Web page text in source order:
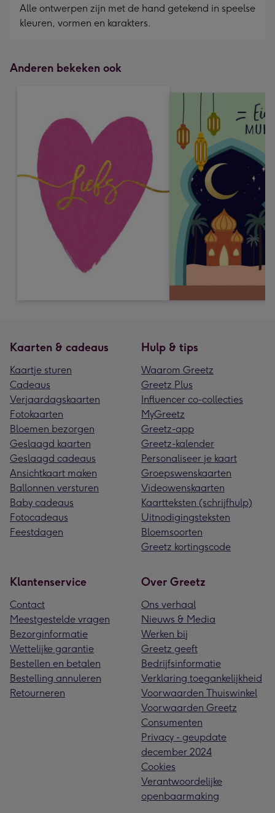
Alle ontwerpen zijn met de hand getekend in speelse
kleuren, vormen en karakters.
Anderen bekeken ook
Kaarten & cadeaus
Kaartje sturen
Cadeaus
Verjaardagskaarten
Fotokaarten
Bloemen bezorgen
Geslaagd kaarten
Geslaagd cadeaus
Ansichtkaart maken
Ballonnen versturen
Baby cadeaus
Fotocadeaus
Feestdagen
Hulp & tips
Waarom Greetz
Greetz Plus
Influencer co-collecties
MyGreetz
Greetz-app
Greetz-kalender
Personaliseer je kaart
Groepswenskaarten
Videowenskaarten
Kaartteksten (schrijfhulp)
Uitnodigingsteksten
Bloemsoorten
Greetz kortingscode
Klantenservice
Contact
Meestgestelde vragen
Bezorginformatie
Wettelijke garantie
Bestellen en betalen
Bestelling annuleren
Retourneren
Over Greetz
Ons verhaal
Nieuws & Media
Werken bij
Greetz geeft
Bedrijfsinformatie
Verklaring toegankelijkheid
Voorwaarden Thuiswinkel
Voorwaarden Greetz
Consumenten
Privacy - geupdate
december 2024
Cookies
Verantwoordelijke
openbaarmaking